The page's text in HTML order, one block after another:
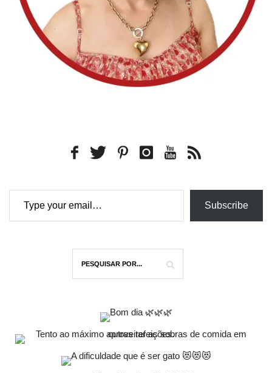
Type your email…
Subscribe